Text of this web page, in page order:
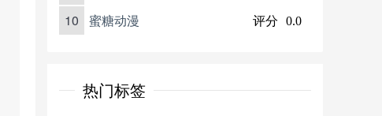
10 蜜糖动漫 评分 0.0
热门标签